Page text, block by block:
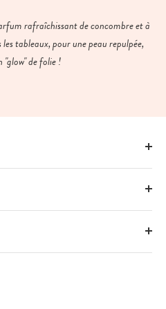
rafraîchissant de concombre et à
tableaux, pour une peau repulpée,
"glow" de folie !